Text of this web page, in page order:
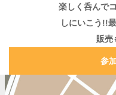
楽しく呑んで
しにいこう!!
販売
参